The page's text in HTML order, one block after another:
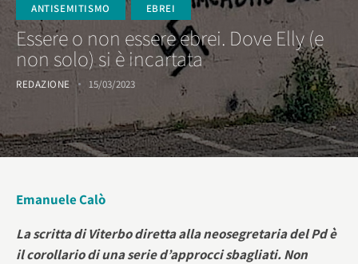
ANTISEMITISMO EBREI
Essere o non essere ebrei. Dove Elly (e
non solo) si è incartata
REDAZIONE 15/03/2023
Emanuele Calò
La scritta di Viterbo diretta alla neosegretaria del Pd è
il corollario di una serie d’approcci sbagliati. Non